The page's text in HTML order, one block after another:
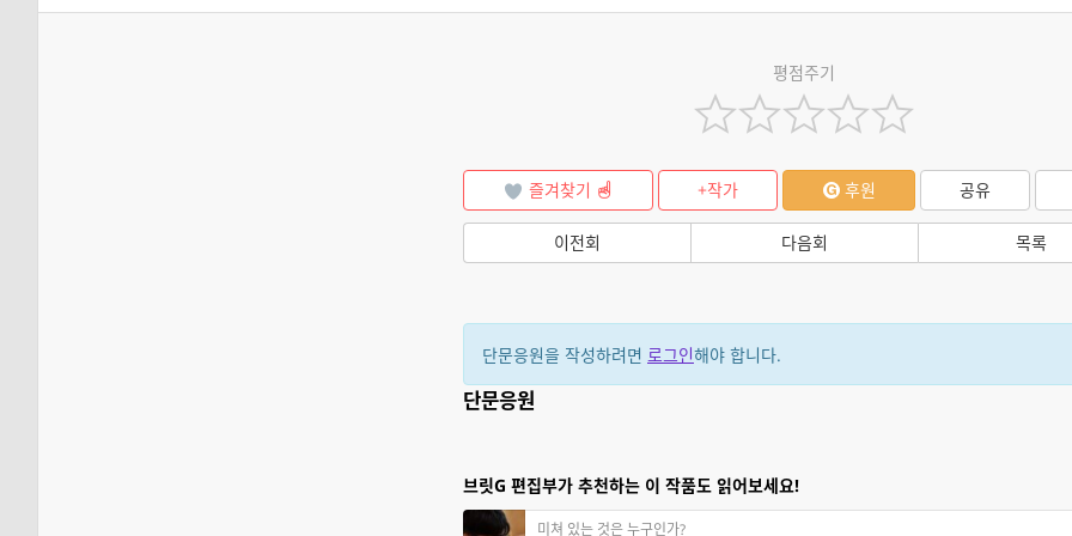
평점주기
즐겨찾기 +작가 후원 공유
이전회 다음회 목록
단문응원을 작성하려면 로그인해야 합니다.
단문응원
브릿G 편집부가 추천하는 이 작품도 읽어보세요!
미쳐 있는 것은 누구인가?